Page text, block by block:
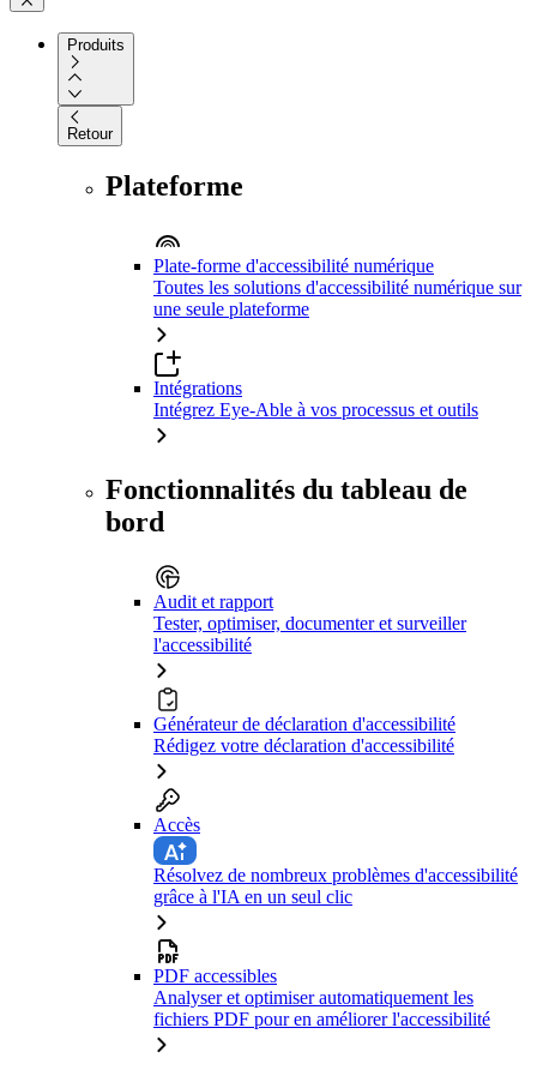
Produits
Retour
Plateforme
Plate-forme d'accessibilité numérique
Toutes les solutions d'accessibilité numérique sur
une seule plateforme
Intégrations
Intégrez Eye-Able à vos processus et outils
Fonctionnalités du tableau de
bord
Audit et rapport
Tester, optimiser, documenter et surveiller
l'accessibilité
Générateur de déclaration d'accessibilité
Rédigez votre déclaration d'accessibilité
Accès
Résolvez de nombreux problèmes d'accessibilité
grâce à l'IA en un seul clic
PDF accessibles
Analyser et optimiser automatiquement les
fichiers PDF pour en améliorer l'accessibilité